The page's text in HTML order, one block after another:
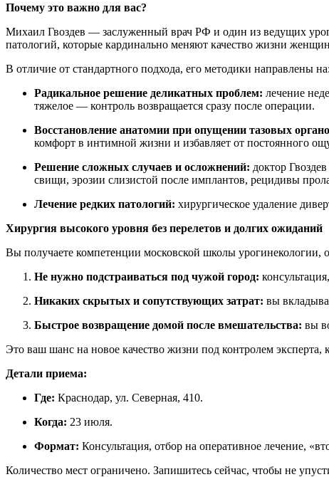
Почему это важно для вас?
Михаил Гвоздев — заслуженный врач РФ и один из ведущих
патологий, которые кардинально меняют качество жизни
В отличие от стандартного подхода, его методики направлены на:
Радикальное решение деликатных проблем: лечение
тяжелое — контроль возвращается сразу после операции.
Восстановление анатомии при опущении тазовых
комфорт в интимной жизни и избавляет от постоянного
Решение сложных случаев и осложнений: доктор
свищи, эрозии слизистой после имплантов, рецидивы
Лечение редких патологий: хирургическое удаление
Хирургия высокого уровня без перелетов и долгих ожиданий
Вы получаете компетенции московской школы урогинекологии,
Не нужно подстраиваться под чужой город:
Никаких скрытых и сопутствующих затрат: вы
Быстрое возвращение домой после вмешательства: вы
Это ваш шанс на новое качество жизни под контролем
Детали приема:
Где: Краснодар, ул. Северная, 410.
Когда: 23 июля.
Формат: Консультация, отбор на оперативное лечение,
Количество мест ограничено. Запишитесь сейчас, чтобы не